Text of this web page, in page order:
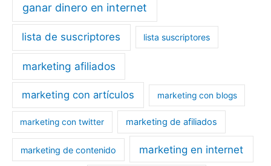
ganar dinero en internet
lista de suscriptores lista suscriptores
marketing afiliados
marketing con artículos marketing con blogs
marketing con twitter marketing de afiliados
marketing de contenido marketing en internet